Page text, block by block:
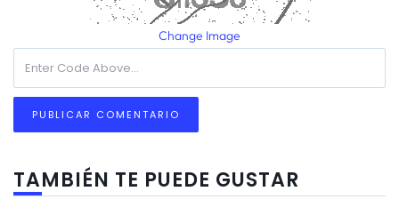
Change Image
TAMBIÉN TE PUEDE GUSTAR